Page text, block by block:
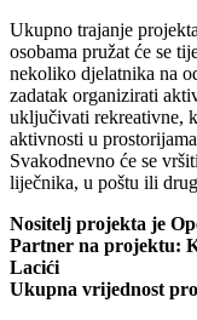
Ukupno trajanje
osobama pružat će se
nekoliko djelatnika na
zadatak organizirati
uključivati rekreativne,
aktivnosti u
Svakodnevno će se
liječnika, u poštu ili
Nositelj projekta je
Partner na projektu:
Lacići
Ukupna vrijednost